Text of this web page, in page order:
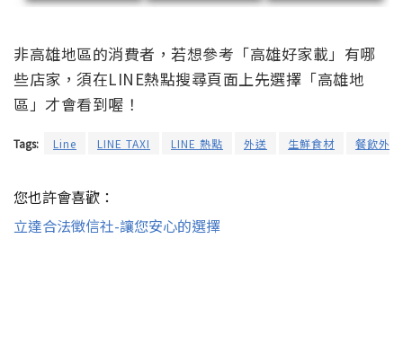
非高雄地區的消費者，若想參考「高雄好家載」有哪
些店家，須在LINE熱點搜尋頁面上先選擇「高雄地
區」才會看到喔！
Tags: Line LINE TAXI LINE 熱點 外送 生鮮食材 餐飲外送
您也許會喜歡：
立達合法徵信社-讓您安心的選擇